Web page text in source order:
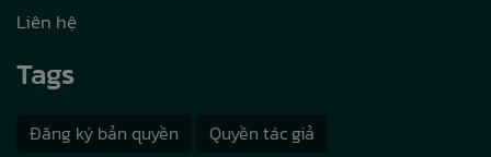
Liên hệ
Tags
Đăng ký bản quyền Quyền tác giả